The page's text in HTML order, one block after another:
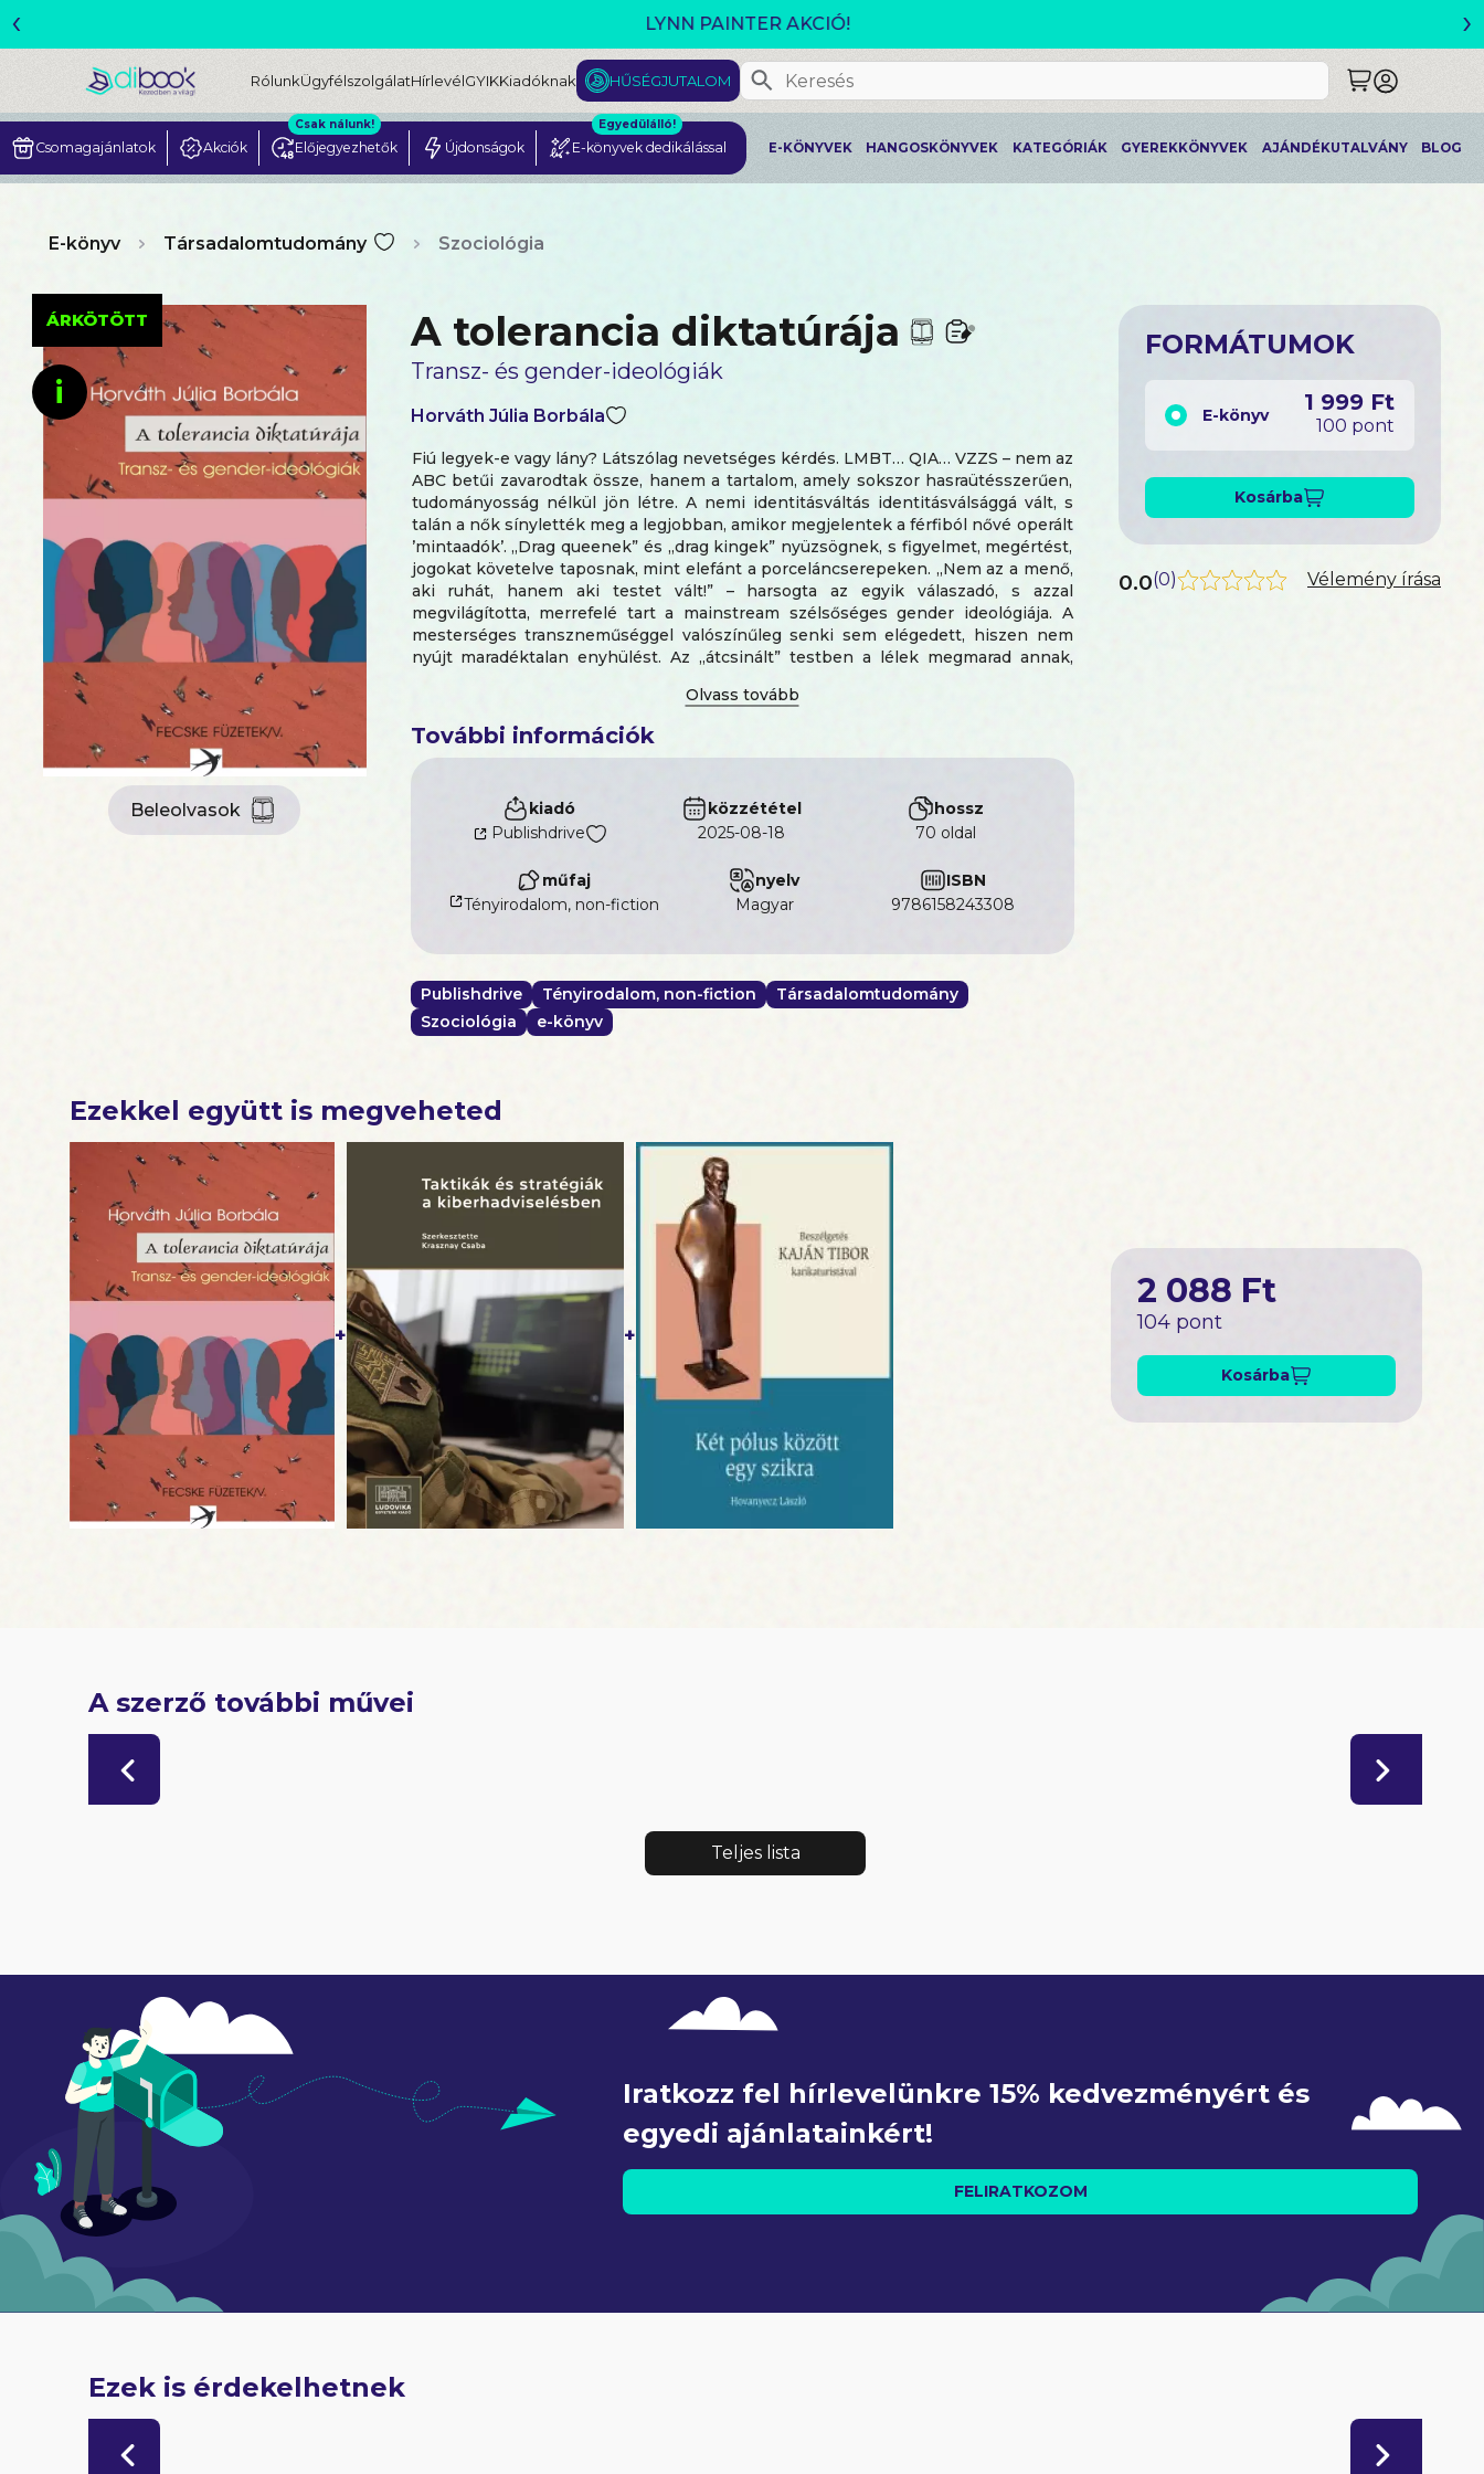
MEGJELENT! L. J. SHEN: LEGVADABB ÁLMAIMBAN SZERETLEK
‹ ›
RólunkÜgyfélszolgálatHírlevélGYIKKiadóknak HŰSÉGJUTALOM
Csomagajánlatok Akciók Előjegyezhetők
Csak nálunk!
Újdonságok E-könyvek dedikálással
Egyedülálló!
E-KÖNYVEK HANGOSKÖNYVEK KATEGÓRIÁK GYEREKKÖNYVEK AJÁNDÉKUTALVÁNY BLOG
E-könyv Társadalomtudomány Szociológia
ÁRKÖTÖTT
i
Beleolvasok
A tolerancia diktatúrája
Transz- és gender-ideológiák
Horváth Júlia Borbála
Fiú legyek-e vagy lány? Látszólag nevetséges kérdés. LMBT… QIA… VZZS – nem az
ABC betűi zavarodtak össze, hanem a tartalom, amely sokszor hasraütésszerűen,
tudományosság nélkül jön létre. A nemi identitásváltás identitásválsággá vált, s
talán a nők sínylették meg a legjobban, amikor megjelentek a férfiból nővé operált
’mintaadók’. „Drag queenek” és „drag kingek” nyüzsögnek, s figyelmet, megértést,
jogokat követelve taposnak, mint elefánt a porceláncserepeken. „Nem az a menő,
aki ruhát, hanem aki testet vált!” – harsogta az egyik válaszadó, s azzal
megvilágította, merrefelé tart a mainstream szélsőséges gender ideológiája. A
mesterséges transzneműséggel valószínűleg senki sem elégedett, hiszen nem
nyújt maradéktalan enyhülést. Az „átcsinált” testben a lélek megmarad annak,
További információk
kiadó
Publishdrive
közzététel
2025-08-18
hossz
70 oldal
műfaj
Tényirodalom, non-fiction
nyelv
magyar
ISBN
9786158243308
Publishdrive Tényirodalom, non-fiction
Társadalomtudomány
Szociológia
e-könyv
FORMÁTUMOK
E-könyv 1 999 Ft
100 pont
Kosárba
0.0(0) Vélemény írása
Ezekkel együtt is megveheted
+ +
2 088 Ft
104 pont
Kosárba
A szerző további művei
Teljes lista
Iratkozz fel hírlevelünkre 15% kedvezményért és
egyedi ajánlatainkért!
FELIRATKOZOM
Ezek is érdekelhetnek